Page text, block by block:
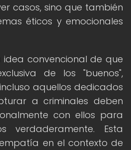
casos, sino que también
éticos y emocionales
convencional de que
de los "buenos",
aquellos dedicados
a criminales deben
con ellos para
verdaderamente. Esta
en el contexto de